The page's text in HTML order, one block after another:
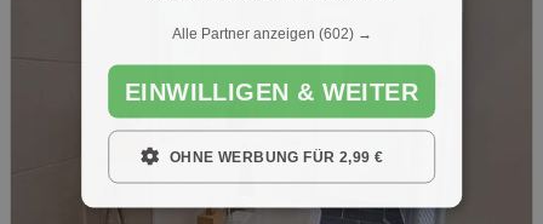
Alle Partner anzeigen (602) →
EINWILLIGEN & WEITER
OHNE WERBUNG FÜR 2,99 €